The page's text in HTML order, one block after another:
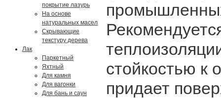
покрытие лазурь
На основе
натуральных масел
Скрывающие
текстуру дерева
Лак
Паркетный
Яхтный
Для камня
Для вагонки
Для бань и саун
стойкостью к
придает